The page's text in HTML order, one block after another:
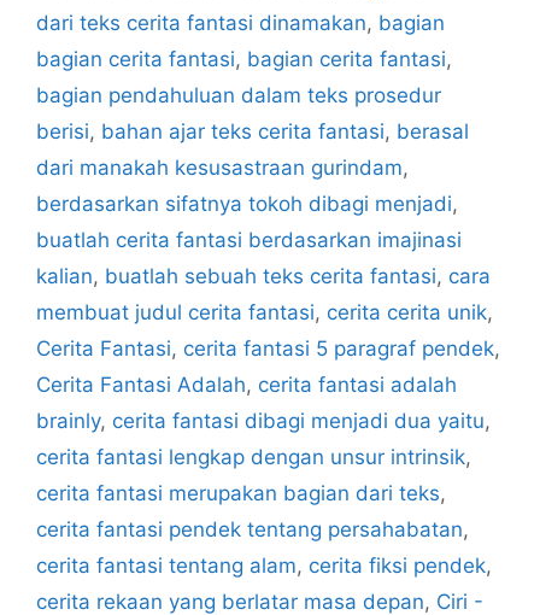
dari teks cerita fantasi dinamakan, bagian
bagian cerita fantasi, bagian cerita fantasi,
bagian pendahuluan dalam teks prosedur
berisi, bahan ajar teks cerita fantasi, berasal
dari manakah kesusastraan gurindam,
berdasarkan sifatnya tokoh dibagi menjadi,
buatlah cerita fantasi berdasarkan imajinasi
kalian, buatlah sebuah teks cerita fantasi, cara
membuat judul cerita fantasi, cerita cerita unik,
Cerita Fantasi, cerita fantasi 5 paragraf pendek,
Cerita Fantasi Adalah, cerita fantasi adalah
brainly, cerita fantasi dibagi menjadi dua yaitu,
cerita fantasi lengkap dengan unsur intrinsik,
cerita fantasi merupakan bagian dari teks,
cerita fantasi pendek tentang persahabatan,
cerita fantasi tentang alam, cerita fiksi pendek,
cerita rekaan yang berlatar masa depan, Ciri -